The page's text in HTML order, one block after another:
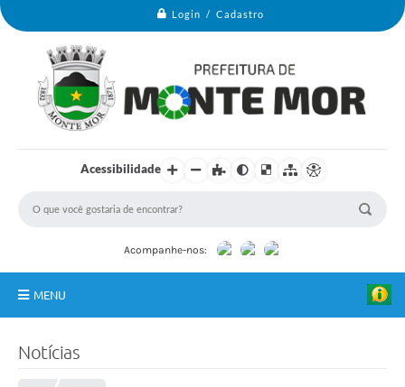
Login / Cadastro
Acessibilidade
Acompanhe-nos:
MENU
Notícias